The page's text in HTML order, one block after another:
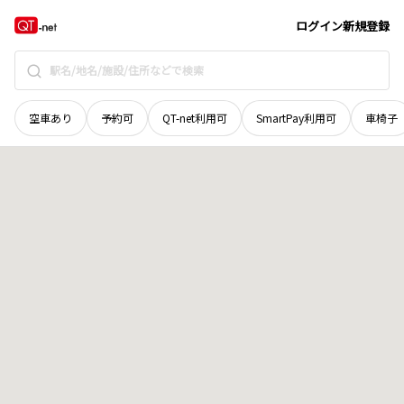
ログイン新規登録
空車あり 予約可 QT-net利用可 SmartPay利用可 車椅子
群馬県